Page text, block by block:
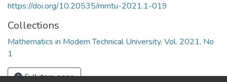
https://doi.org/10.20535/mmtu-2021.1-019
Collections
Mathematics in Modern Technical University, Vol. 2021, No
1
Full item page